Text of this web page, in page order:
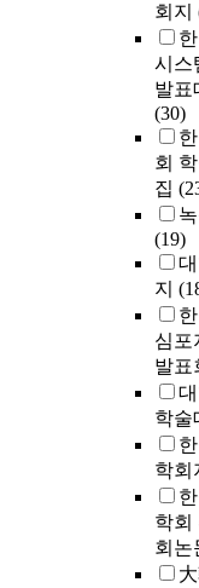
회지
시스
발표
(30)
회
집
(19)
지
심포
발표
학술
학회
학회
회논